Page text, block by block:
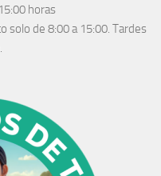
horas
solo de 8:00 a 15:00. Tardes